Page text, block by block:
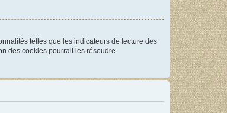
telles que les indicateurs de lecture des
des cookies pourrait les résoudre.